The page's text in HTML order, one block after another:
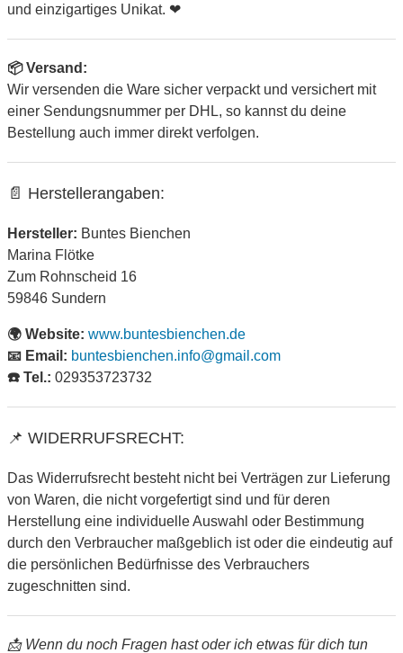
und einzigartiges Unikat. ❤
📦 Versand:
Wir versenden die Ware sicher verpackt und versichert mit
einer Sendungsnummer per DHL, so kannst du deine
Bestellung auch immer direkt verfolgen.
📄 Herstellerangaben:
Hersteller: Buntes Bienchen
Marina Flötke
Zum Rohnscheid 16
59846 Sundern
🌍 Website: www.buntesbienchen.de
📧 Email: buntesbienchen.info@gmail.com
☎️ Tel.: 029353723732
📌 WIDERRUFSRECHT:
Das Widerrufsrecht besteht nicht bei Verträgen zur Lieferung
von Waren, die nicht vorgefertigt sind und für deren
Herstellung eine individuelle Auswahl oder Bestimmung
durch den Verbraucher maßgeblich ist oder die eindeutig auf
die persönlichen Bedürfnisse des Verbrauchers
zugeschnitten sind.
📩 Wenn du noch Fragen hast oder ich etwas für dich tun